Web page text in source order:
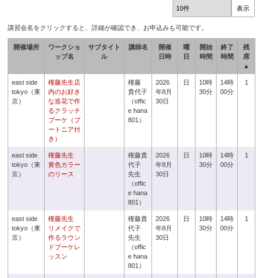
講習会名をクリックすると、詳細が確認でき、お申込みも可能です。
開催場所
ワークショ
ップ名
サブタイト
ル
講師名
開催
日時
曜
日
開始
時間
終了
時間
残
席
▲
east side
tokyo（東
京）
権藤先生店
内のお好き
な造花で作
るクラッチ
ブーケ（ブ
ートニア付
き）
権藤
貴代子
（offic
e hana
801）
2026
年8月
30日
日
10時
30分
14時
00分
1
east side
tokyo（東
京）
権藤先生
黄色カラー
のリース
権藤貴
代子
先生
（offic
e hana
801）
2026
年8月
30日
日
10時
30分
14時
00分
1
east side
tokyo（東
京）
権藤先生
リメイクで
作るラウン
ドブーケレ
ッスン
権藤貴
代子
先生
（offic
e hana
801）
2026
年8月
30日
日
10時
30分
14時
00分
1